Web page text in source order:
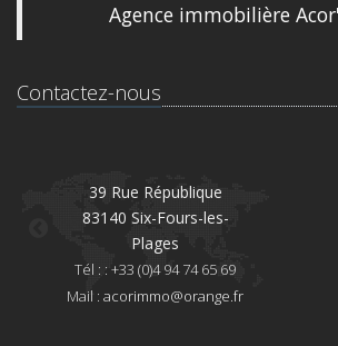
Agence immobilière
Contactez-nous
39 Rue République
83140 Six-Fours-les-
Plages
Tél : : +33 (0)4 94 74 65 69
Mail : acorimmo@orange.fr